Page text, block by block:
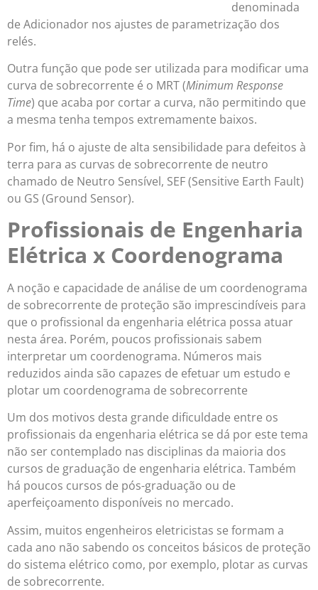
denominada
de Adicionador nos ajustes de parametrização dos
relés.
Outra função que pode ser utilizada para modificar uma
curva de sobrecorrente é o MRT (Minimum Response
Time) que acaba por cortar a curva, não permitindo que
a mesma tenha tempos extremamente baixos.
Por fim, há o ajuste de alta sensibilidade para defeitos à
terra para as curvas de sobrecorrente de neutro
chamado de Neutro Sensível, SEF (Sensitive Earth Fault)
ou GS (Ground Sensor).
Profissionais de Engenharia
Elétrica x Coordenograma
A noção e capacidade de análise de um coordenograma
de sobrecorrente de proteção são imprescindíveis para
que o profissional da engenharia elétrica possa atuar
nesta área. Porém, poucos profissionais sabem
interpretar um coordenograma. Números mais
reduzidos ainda são capazes de efetuar um estudo e
plotar um coordenograma de sobrecorrente
Um dos motivos desta grande dificuldade entre os
profissionais da engenharia elétrica se dá por este tema
não ser contemplado nas disciplinas da maioria dos
cursos de graduação de engenharia elétrica. Também
há poucos cursos de pós-graduação ou de
aperfeiçoamento disponíveis no mercado.
Assim, muitos engenheiros eletricistas se formam a
cada ano não sabendo os conceitos básicos de proteção
do sistema elétrico como, por exemplo, plotar as curvas
de sobrecorrente.